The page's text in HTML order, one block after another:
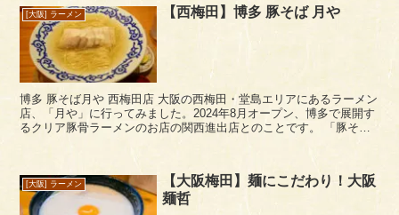
[大阪] ラーメン 【西梅田】博多 豚そば 月や
博多 豚そば月や 西梅田店 大阪の西梅田・堂島エリアにあるラーメン
店、「月や」に行ってみました。2024年8月オープン、博多で展開す
るクリア豚骨ラーメンのお店の関西進出店とのことです。 「豚そば
[大阪] ラーメン
【大阪梅田】麺にこだわり！大阪
麺哲